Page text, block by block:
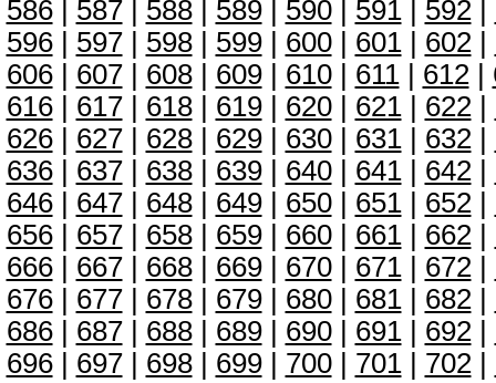
586| 587| 588| 589| 590| 591| 592|
596| 597| 598| 599| 600| 601| 602|
606| 607| 608| 609| 610| 611| 612|
616| 617| 618| 619| 620| 621| 622|
626| 627| 628| 629| 630| 631| 632|
636| 637| 638| 639| 640| 641| 642|
646| 647| 648| 649| 650| 651| 652|
656| 657| 658| 659| 660| 661| 662|
666| 667| 668| 669| 670| 671| 672|
676| 677| 678| 679| 680| 681| 682|
686| 687| 688| 689| 690| 691| 692|
696| 697| 698| 699| 700| 701| 702|